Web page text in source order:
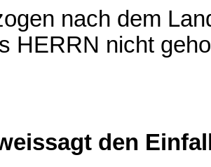
nach dem
HERRN nicht
den